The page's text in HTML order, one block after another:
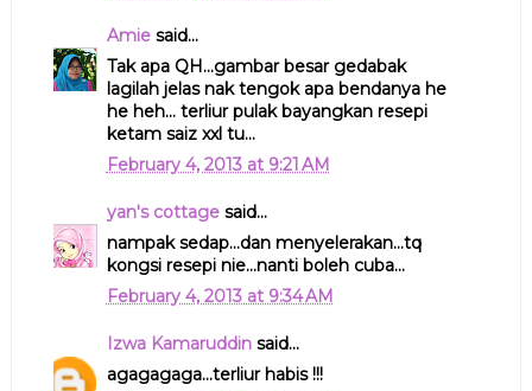
Amiesaid...
Tak apa QH...gambar besar gedabak
lagilah jelas nak tengok apa bendanya he
he heh... terliur pulak bayangkan resepi
ketam saiz xxl tu...
February 4, 2013 at 9:21 AM
yan's cottagesaid...
nampak sedap...dan menyelerakan...tq
kongsi resepi nie...nanti boleh cuba...
February 4, 2013 at 9:34 AM
Izwa Kamaruddinsaid...
agagagaga...terliur habis !!!